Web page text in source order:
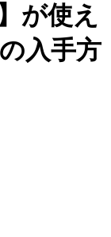
が使え
入手方